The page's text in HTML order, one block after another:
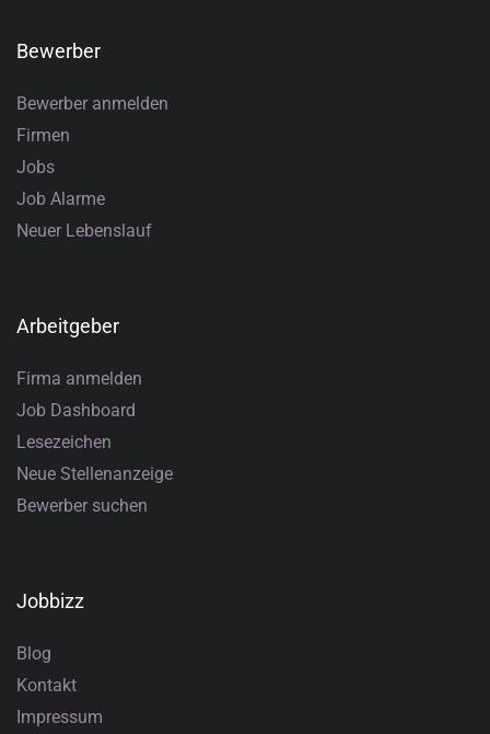
Bewerber
Bewerber anmelden
Firmen
Jobs
Job Alarme
Neuer Lebenslauf
Arbeitgeber
Firma anmelden
Job Dashboard
Lesezeichen
Neue Stellenanzeige
Bewerber suchen
Jobbizz
Blog
Kontakt
Impressum